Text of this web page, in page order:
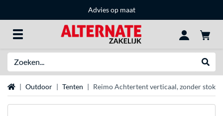
Advies op maat
HomeOutdoor Tenten Reimo Achtertent verticaal, zonder